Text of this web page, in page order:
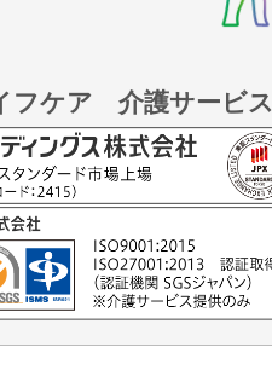
フケア 介護サービス